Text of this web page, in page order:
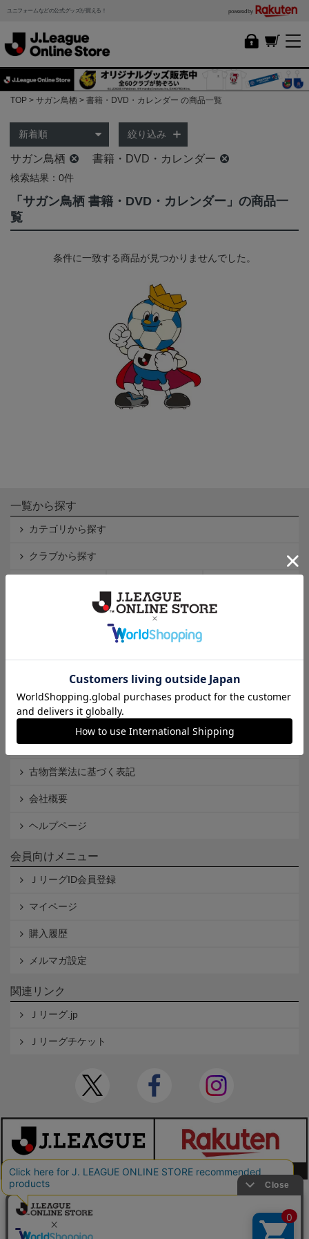
ユニフォームなどの公式グッズが買える！ powered by
TOP サガン鳥栖 書籍・DVD・カレンダー の商品一覧
絞り込み
サガン鳥栖 書籍・DVD・カレンダー
検索結果：0件
「サガン鳥栖 書籍・DVD・カレンダー」の商品一
覧
条件に一致する商品が見つかりませんでした。
一覧から探す
カテゴリから探す
クラブから探す
インフォメーション
Ｊリーグオンラインストアとは
利用規約
個人情報保護方針
Cookieポリシー
特定商取引法に基づく表記
古物営業法に基づく表記
会社概要
ヘルプページ
会員向けメニュー
ＪリーグID会員登録
マイページ
購入履歴
メルマガ設定
関連リンク
Ｊリーグ.jp
Ｊリーグチケット
本サイトで使用している文章・画像等の無断での複製・転載を禁止します。
© JAPAN PROFESSIONAL FOOTBALL LEAGUE Rakuten Group, Inc. ALL RIGHTS RE